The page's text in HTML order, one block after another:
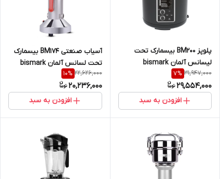
پلوپز BM200 بیسمارک تحت
لیسانس آلمان bismark
31,947,000
7%
29,554,000
افزودن به سبد
آسیاب صنعتی BM174 بیسمارک
تحت لسانس آلمان bismark
22,626,000
10%
20,236,000
افزودن به سبد